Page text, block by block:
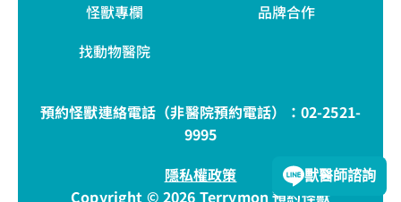
怪獸專欄
找動物醫院
品牌合作
預約怪獸連絡電話（非醫院預約電話）： 02-2521-
9995
隱私權政策
Copyright © 2026 Terrymon 預約怪獸
獸醫師諮詢